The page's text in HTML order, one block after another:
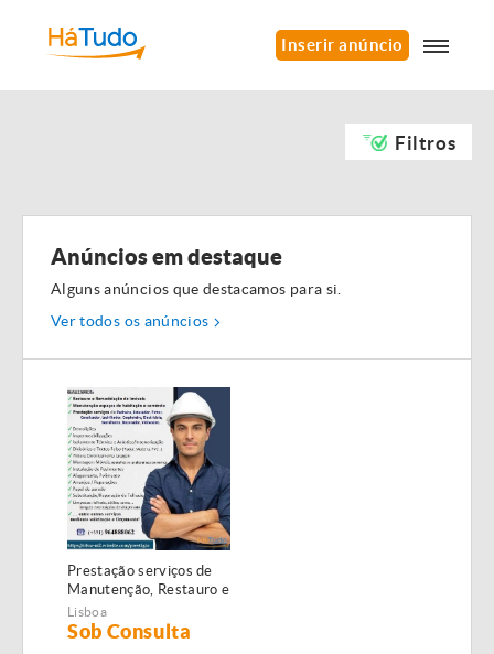
Inserir anúncio
Filtros
Anúncios em destaque
Alguns anúncios que destacamos para si.
Ver todos os anúncios
Prestação serviços de
Manutenção, Restauro e
Remodelação de
imóveis!
Lisboa
Sob Consulta